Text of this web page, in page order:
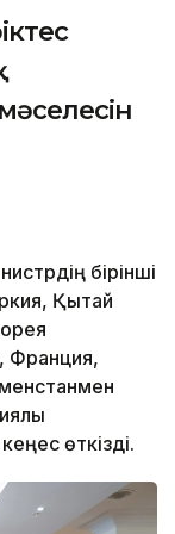
бірінші
Қытай
Франция,
өткізді.